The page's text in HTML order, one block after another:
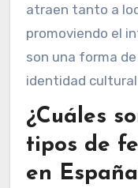
atraen tanto a
promoviendo el
son una forma
identidad
¿Cuáles
tipos de
en